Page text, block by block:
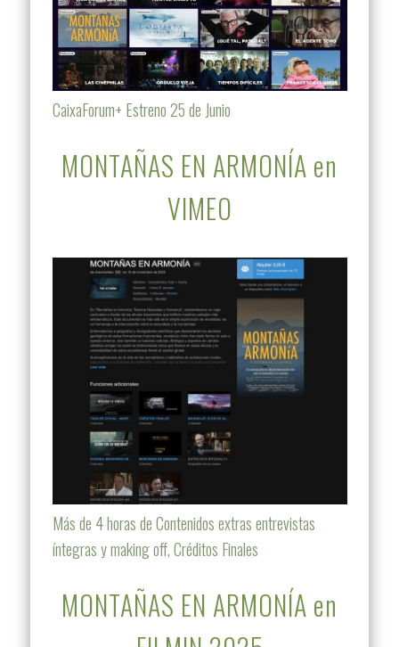
CaixaForum+ Estreno 25 de Junio
MONTAÑAS EN ARMONÍA en
VIMEO
Más de 4 horas de Contenidos extras entrevistas
íntegras y making off, Créditos Finales
MONTAÑAS EN ARMONÍA en